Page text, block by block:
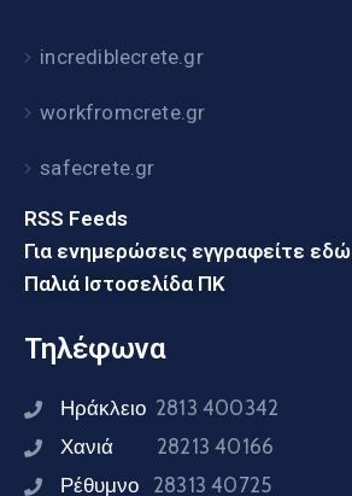
incrediblecrete.gr
workfromcrete.gr
safecrete.gr
RSS Feeds
Για ενημερώσεις εγγραφείτε εδώ
Παλιά Ιστοσελίδα ΠΚ
Τηλέφωνα
Ηράκλειο 2813 400342
Χανιά 28213 40166
Ρέθυμνο 28313 40725